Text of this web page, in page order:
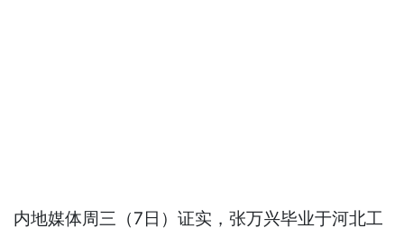
内地媒体周三（7日）证实，张万兴毕业于河北工